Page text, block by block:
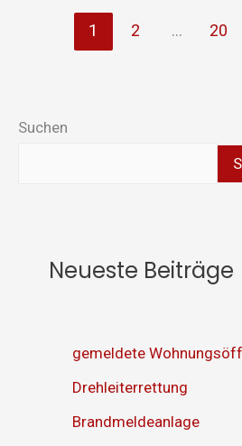
1 2 … 20
Suchen
Neueste Beiträge
gemeldete
Drehleiterrettung
Brandmeldeanlage